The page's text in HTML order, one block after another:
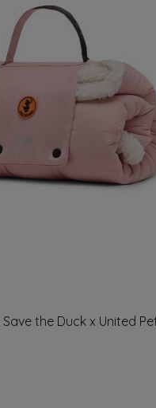
Crea
Annulla
the Duck x United